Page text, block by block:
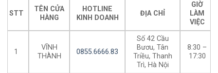
STT
TÊN CỬA
HÀNG
HOTLINE
KINH DOANH
ĐỊA CHỈ
GIỜ
LÀM
VIỆC
1
VĨNH
THÀNH
0855.6666.83
Số 42 Cầu
Bươu, Tân
Triều, Thanh
Trì, Hà Nội
8:30 –
17:30